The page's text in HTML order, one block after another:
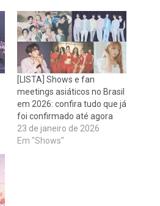
[LISTA] Shows e fan
meetings asiáticos no Brasil
em 2026: confira tudo que já
foi confirmado até agora
23 de janeiro de 2026
Em "Shows"